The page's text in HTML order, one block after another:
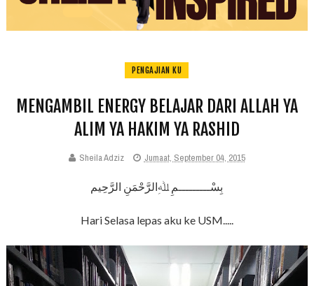
PENGAJIAN KU
MENGAMBIL ENERGY BELAJAR DARI ALLAH YA
ALIM YA HAKIM YA RASHID
Sheila Adziz Jumaat, September 04, 2015
بِسْـــــــــمِ ﷲِالرَّحْمَنِ الرَّحِيم
Hari Selasa lepas aku ke USM.....